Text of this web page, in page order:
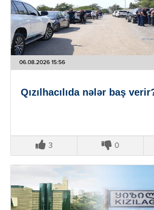
06.08.2026 15:56
Qızılhacılıda nələr baş
3 0